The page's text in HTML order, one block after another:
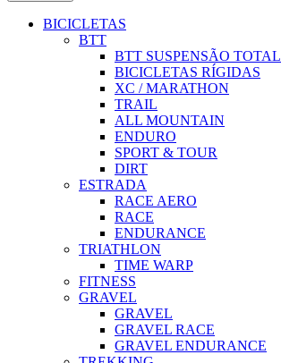
BICICLETAS
BTT
BTT SUSPENSÃO TOTAL
BICICLETAS RÍGIDAS
XC / MARATHON
TRAIL
ALL MOUNTAIN
ENDURO
SPORT & TOUR
DIRT
ESTRADA
RACE AERO
RACE
ENDURANCE
TRIATHLON
TIME WARP
FITNESS
GRAVEL
GRAVEL
GRAVEL RACE
GRAVEL ENDURANCE